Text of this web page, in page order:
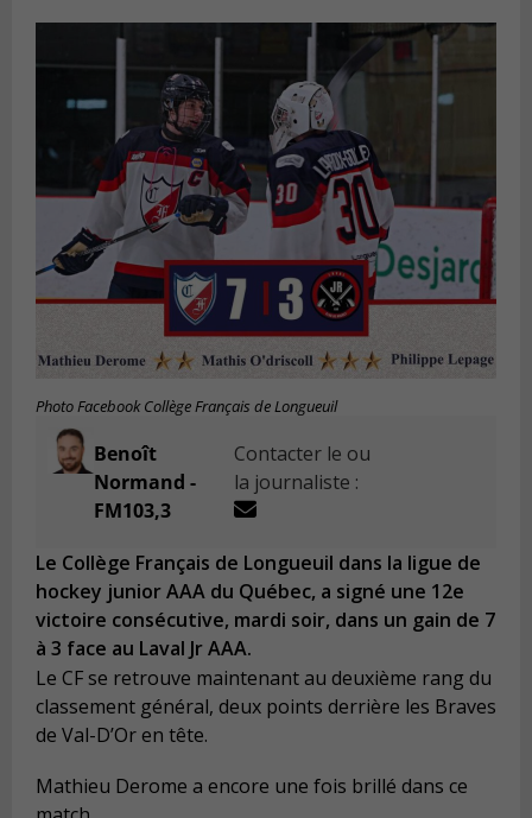
Photo Facebook Collège Français de Longueuil
Benoît
Normand -
FM103,3
Contacter le ou
la journaliste :
Le Collège Français de Longueuil dans la ligue de
hockey junior AAA du Québec, a signé une 12e
victoire consécutive, mardi soir, dans un gain de 7
à 3 face au Laval Jr AAA.
Le CF se retrouve maintenant au deuxième rang du
classement général, deux points derrière les Braves
de Val-D’Or en tête.
Mathieu Derome a encore une fois brillé dans ce